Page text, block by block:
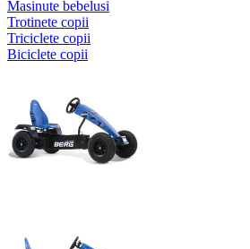
Masinute bebelusi
Trotinete copii
Triciclete copii
Biciclete copii